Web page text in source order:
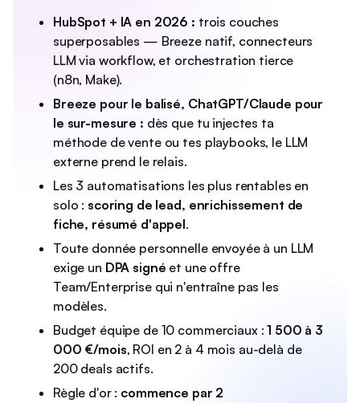
HubSpot + IA en 2026 : trois couches
superposables — Breeze natif, connecteurs
LLM via workflow, et orchestration tierce
(n8n, Make).
Breeze pour le balisé, ChatGPT/Claude pour
le sur-mesure : dès que tu injectes ta
méthode de vente ou tes playbooks, le LLM
externe prend le relais.
Les 3 automatisations les plus rentables en
solo : scoring de lead, enrichissement de
fiche, résumé d'appel.
Toute donnée personnelle envoyée à un LLM
exige un DPA signé et une offre
Team/Enterprise qui n'entraîne pas les
modèles.
Budget équipe de 10 commerciaux :1 500 à 3
000 €/mois, ROI en 2 à 4 mois au-delà de
200 deals actifs.
Règle d'or : commence par 2